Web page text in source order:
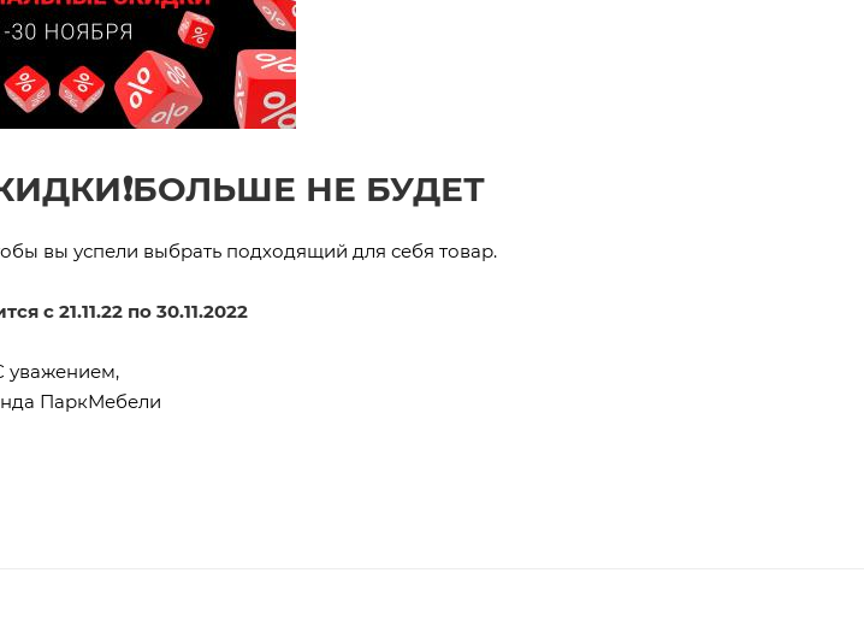
НЕ БУДЕТ
вы успели выбрать подходящий для себя товар.
с 21.11.22 по 30.11.2022
уважением,
ПаркМебели